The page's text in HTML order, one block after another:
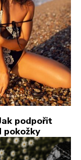
podpořit
pokožky